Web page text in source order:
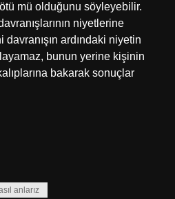
mü olduğunu söyleyebilir.
niyetlerine
ardındaki niyetin
bunun yerine kişinin
bakarak sonuçlar
anlarız